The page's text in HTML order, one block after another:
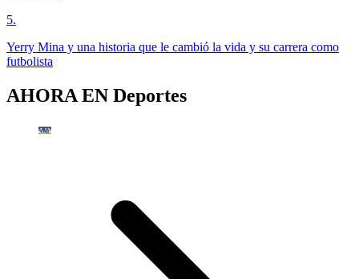
5.
Yerry Mina y una historia que le cambió la vida y su carrera como
futbolista
AHORA EN Deportes